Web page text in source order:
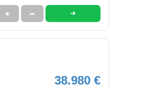
★ ➦ ➜
38.980 €